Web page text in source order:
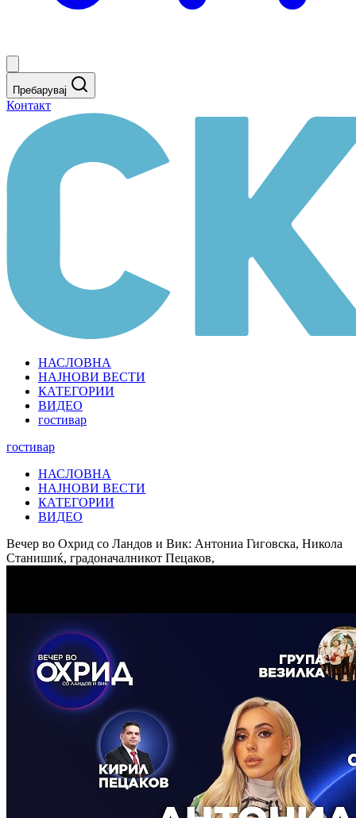
Пребарувај
Контакт
НАСЛОВНА
НАЈНОВИ ВЕСТИ
КАТЕГОРИИ
ВИДЕО
гостивар
гостивар
НАСЛОВНА
НАЈНОВИ ВЕСТИ
КАТЕГОРИИ
ВИДЕО
Вечер во Охрид со Ландов и Вик: Антониа Гиговска, Никола
Станишиќ, градоначалникот Пецаков,